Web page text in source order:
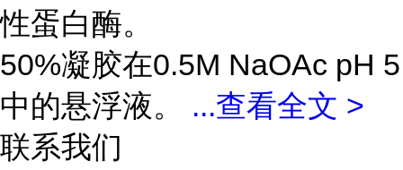
性蛋白酶。
50%凝胶在0.5M NaOAc pH 5
中的悬浮液。 ...查看全文 >
联系我们